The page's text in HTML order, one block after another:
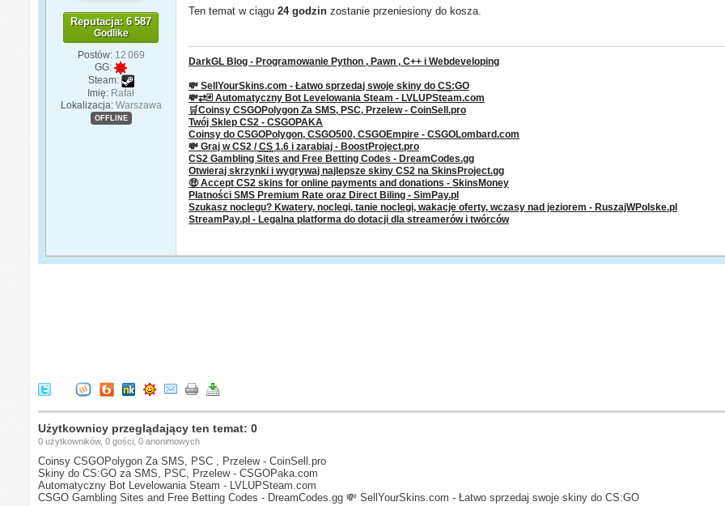
Reputacja: 6 587
Godlike
Postów: 12 069
GG:
Steam:
Imię: Rafał
Lokalizacja: Warszawa
OFFLINE
Ten temat w ciągu24 godzin zostanie przeniesiony do kosza.
DarkGL Blog - Programowanie Python , Pawn , C++ i Webdeveloping
💸 SellYourSkins.com - Łatwo sprzedaj swoje skiny doCS:GO
💸⇄🃏 Automatyczny Bot Levelowania Steam - LVLUPSteam.com
🛒Coinsy CSGOPolygon Za SMS, PSC, Przelew - CoinSell.pro
Twój Sklep CS2 - CSGOPAKA
Coinsy do CSGOPolygon, CSGO500, CSGOEmpire - CSGOLombard.com
💸 Graj w CS2 /CS 1.6 i zarabiaj - BoostProject.pro
CS2 Gambling Sites and Free Betting Codes - DreamCodes.gg
Otwieraj skrzynki i wygrywaj najlepsze skiny CS2 na SkinsProject.gg
🤑 Accept CS2 skins for online payments and donations - SkinsMoney
Płatności SMS Premium Rate oraz Direct Biling - SimPay.pl
Szukasz noclegu? Kwatery, noclegi, tanie noclegi, wakacje oferty, wczasy nad jeziorem - RuszajWPolske.pl
StreamPay.pl - Legalna platforma do dotacji dla streamerów i twórców
Użytkownicy przeglądający ten temat: 0
0 użytkowników, 0 gości, 0 anonimowych
Coinsy CSGOPolygon Za SMS, PSC , Przelew - CoinSell.pro
Skiny do CS:GO za SMS, PSC, Przelew - CSGOPaka.com
Automatyczny Bot Levelowania Steam - LVLUPSteam.com
CSGO Gambling Sites and Free Betting Codes - DreamCodes.gg 💸 SellYourSkins.com - Łatwo sprzedaj swoje skiny do CS:GO